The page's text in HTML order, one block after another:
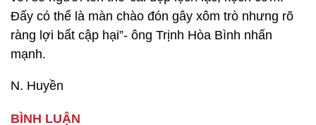
Đấy có thể là màn chào đón gây xôm trò nhưng rõ
ràng lợi bất cập hại”- ông Trịnh Hòa Bình nhấn
mạnh.
N. Huyền